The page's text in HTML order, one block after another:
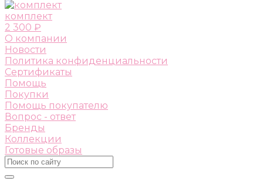
комплект
2 300 ₽
О компании
Новости
Политика конфиденциальности
Сертификаты
Помощь
Покупки
Помощь покупателю
Вопрос - ответ
Бренды
Коллекции
Готовые образы